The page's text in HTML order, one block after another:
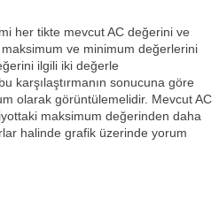
her tikte mevcut AC değerini ve
ve minimum değerlerini
ilgili iki değerle
karşılaştırmanın sonucuna göre
olarak görüntülemelidir. Mevcut AC
maksimum değerinden daha
halinde grafik üzerinde yorum